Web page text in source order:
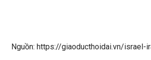
Nguồn: https://giaoducthoidai.vn/israel-